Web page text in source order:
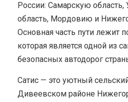
России: Самарскую область,
область, Мордовию и
Основная часть пути лежит
которая является одной из
безопасных автодорог
Сатис — это уютный
Дивеевском районе